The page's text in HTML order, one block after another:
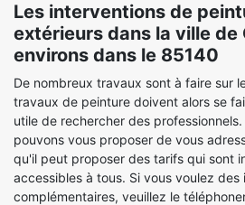
Les interventions de
extérieurs dans la ville de
environs dans le 85140
De nombreux travaux sont à faire sur
travaux de peinture doivent alors se
utile de rechercher des
pouvons vous proposer de vous
qu'il peut proposer des tarifs qui sont
accessibles à tous. Si vous voulez des
complémentaires, veuillez le